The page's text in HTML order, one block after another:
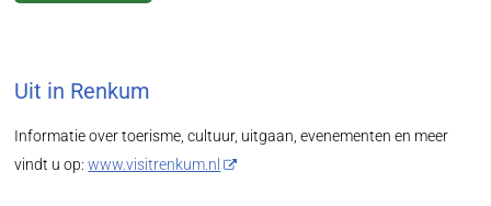
Uit in Renkum
Informatie over toerisme, cultuur, uitgaan, evenementen en meer
vindt u op:www.visitrenkum.nl